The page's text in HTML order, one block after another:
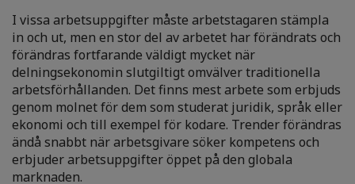
I vissa arbetsuppgifter måste arbetstagaren stämpla
in och ut, men en stor del av arbetet har förändrats och
förändras fortfarande väldigt mycket när
delningsekonomin slutgiltigt omvälver traditionella
arbetsförhållanden. Det finns mest arbete som erbjuds
genom molnet för dem som studerat juridik, språk eller
ekonomi och till exempel för kodare. Trender förändras
ändå snabbt när arbetsgivare söker kompetens och
erbjuder arbetsuppgifter öppet på den globala
marknaden.